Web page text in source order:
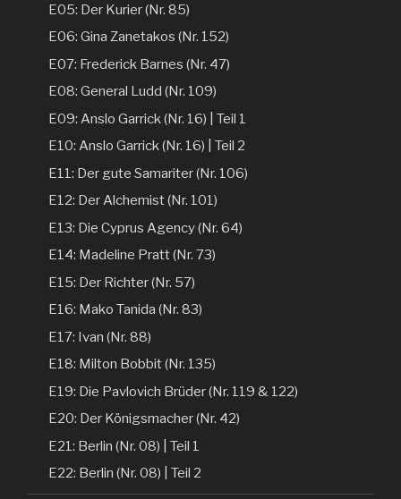
E05: Der Kurier (Nr. 85)
E06: Gina Zanetakos (Nr. 152)
E07: Frederick Barnes (Nr. 47)
E08: General Ludd (Nr. 109)
E09: Anslo Garrick (Nr. 16) | Teil 1
E10: Anslo Garrick (Nr. 16) | Teil 2
E11: Der gute Samariter (Nr. 106)
E12: Der Alchemist (Nr. 101)
E13: Die Cyprus Agency (Nr. 64)
E14: Madeline Pratt (Nr. 73)
E15: Der Richter (Nr. 57)
E16: Mako Tanida (Nr. 83)
E17: Ivan (Nr. 88)
E18: Milton Bobbit (Nr. 135)
E19: Die Pavlovich Brüder (Nr. 119 & 122)
E20: Der Königsmacher (Nr. 42)
E21: Berlin (Nr. 08) | Teil 1
E22: Berlin (Nr. 08) | Teil 2